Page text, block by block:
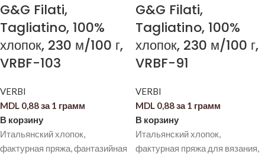
G&G Filati,
Tagliatino, 100%
хлопок, 230 м/100 г,
VRBF-103
VERBI
MDL 0,88за 1 грамм
В корзину
Итальянский хлопок,
фактурная пряжа, фантазийная
G&G Filati,
Tagliatino, 100%
хлопок, 230 м/100 г,
VRBF-91
VERBI
MDL 0,88за 1 грамм
В корзину
Итальянский хлопок,
фактурная пряжа для вязания,